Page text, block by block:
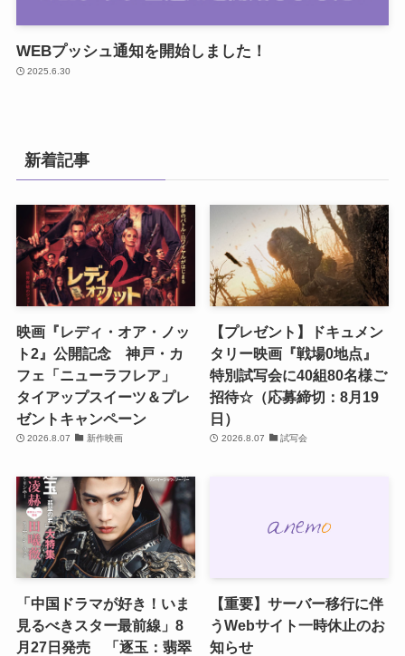
WEBプッシュ通知を開始しました！
2025.6.30
新着記事
映画『レディ・オア・ノッ
ト2』公開記念 神戸・カ
フェ「ニューラフレア」
タイアップスイーツ＆プレ
ゼントキャンペーン
2026.8.07 新作映画
【プレゼント】ドキュメン
タリー映画『戦場0地点』
特別試写会に40組80名様ご
招待☆（応募締切：8月19
日）
2026.8.07 試写会
「中国ドラマが好き！いま
見るべきスター最前線」8
月27日発売 「逐玉：翡翠
【重要】サーバー移行に伴
うWebサイト一時休止のお
知らせ